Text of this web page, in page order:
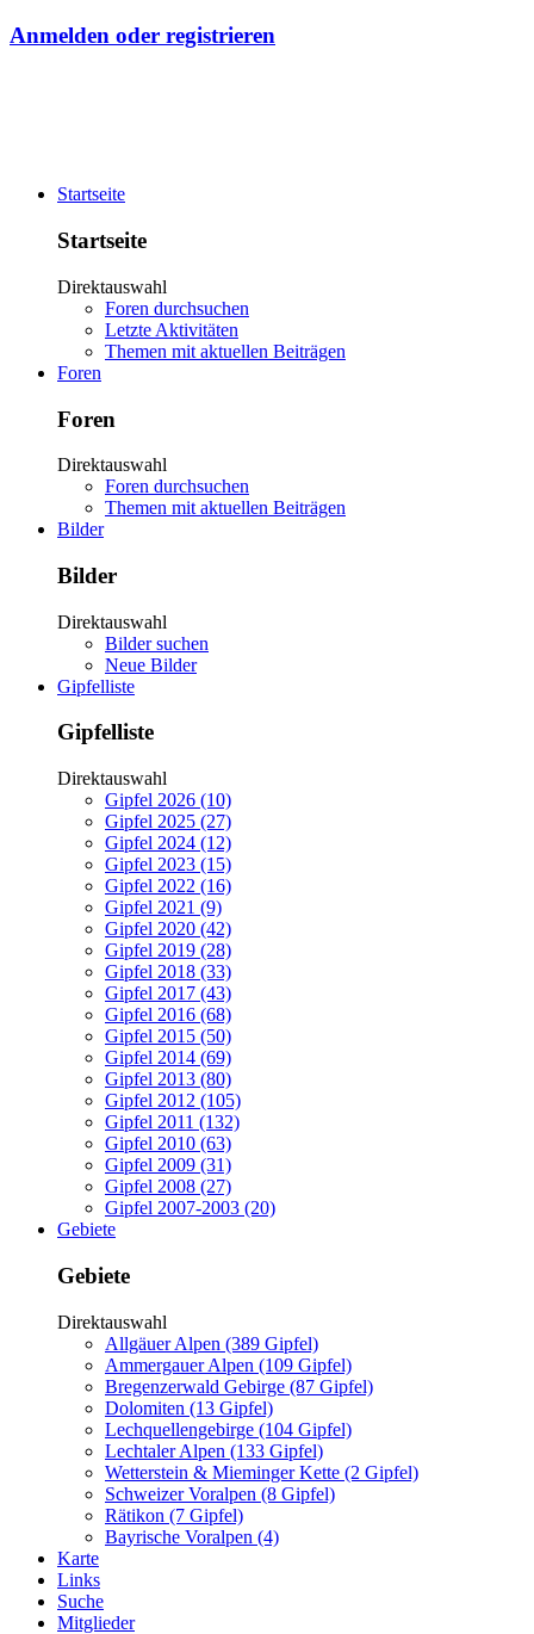
Anmelden oder registrieren
Startseite
Startseite
Direktauswahl
Foren durchsuchen
Letzte Aktivitäten
Themen mit aktuellen Beiträgen
Foren
Foren
Direktauswahl
Foren durchsuchen
Themen mit aktuellen Beiträgen
Bilder
Bilder
Direktauswahl
Bilder suchen
Neue Bilder
Gipfelliste
Gipfelliste
Direktauswahl
Gipfel 2026 (10)
Gipfel 2025 (27)
Gipfel 2024 (12)
Gipfel 2023 (15)
Gipfel 2022 (16)
Gipfel 2021 (9)
Gipfel 2020 (42)
Gipfel 2019 (28)
Gipfel 2018 (33)
Gipfel 2017 (43)
Gipfel 2016 (68)
Gipfel 2015 (50)
Gipfel 2014 (69)
Gipfel 2013 (80)
Gipfel 2012 (105)
Gipfel 2011 (132)
Gipfel 2010 (63)
Gipfel 2009 (31)
Gipfel 2008 (27)
Gipfel 2007-2003 (20)
Gebiete
Gebiete
Direktauswahl
Allgäuer Alpen (389 Gipfel)
Ammergauer Alpen (109 Gipfel)
Bregenzerwald Gebirge (87 Gipfel)
Dolomiten (13 Gipfel)
Lechquellengebirge (104 Gipfel)
Lechtaler Alpen (133 Gipfel)
Wetterstein & Mieminger Kette (2 Gipfel)
Schweizer Voralpen (8 Gipfel)
Rätikon (7 Gipfel)
Bayrische Voralpen (4)
Karte
Links
Suche
Mitglieder